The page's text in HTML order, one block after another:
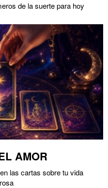
de la suerte para hoy
AMOR
las cartas sobre tu vida